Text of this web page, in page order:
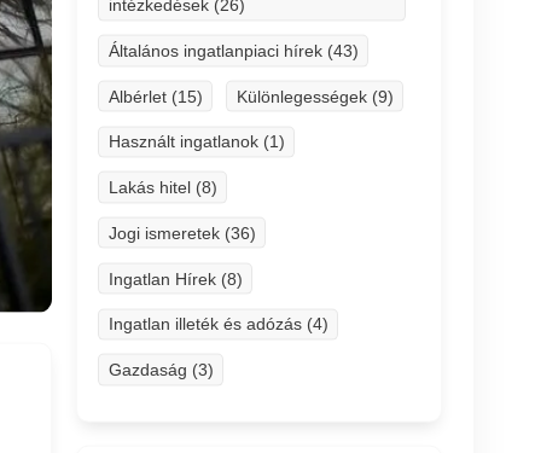
intézkedések (26)
Általános ingatlanpiaci hírek (43)
Albérlet (15) Különlegességek (9)
Használt ingatlanok (1)
Lakás hitel (8)
Jogi ismeretek (36)
Ingatlan Hírek (8)
Ingatlan illeték és adózás (4)
Gazdaság (3)